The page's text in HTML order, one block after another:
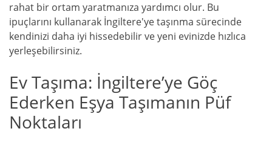
rahat bir ortam yaratmanıza yardımcı olur. Bu
ipuçlarını kullanarak İngiltere'ye taşınma sürecinde
kendinizi daha iyi hissedebilir ve yeni evinizde hızlıca
yerleşebilirsiniz.
Ev Taşıma: İngiltere’ye Göç
Ederken Eşya Taşımanın Püf
Noktaları